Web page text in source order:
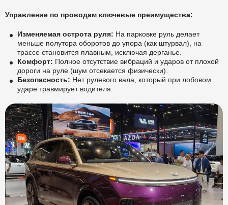
Управление по проводам ключевые преимущества:
Изменяемая острота руля: На парковке руль делает
меньше полутора оборотов до упора (как штурвал), на
трассе становится плавным, исключая дерганье.
Комфорт: Полное отсутствие вибраций и ударов от плохой
дороги на руле (шум отсекается физически).
Безопасность: Нет рулевого вала, который при лобовом
ударе травмирует водителя.